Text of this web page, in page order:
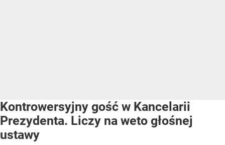
Kontrowersyjny gość w Kancelarii
Prezydenta. Liczy na weto głośnej
ustawy